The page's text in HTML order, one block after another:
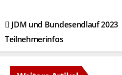
Beitragsnavigation
JDM und Bundesendlauf 2023
Teilnehmerinfos